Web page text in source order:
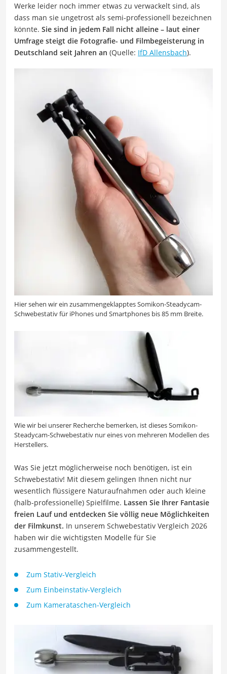
Werke leider noch immer etwas zu verwackelt sind, als
dass man sie ungetrost als semi-professionell bezeichnen
könnte. Sie sind in jedem Fall nicht alleine – laut einer
Umfrage steigt die Fotografie- und Filmbegeisterung in
Deutschland seit Jahren an (Quelle: IfD Allensbach).
Hier sehen wir ein zusammengeklapptes Somikon-Steadycam-
Schwebestativ für iPhones und Smartphones bis 85 mm Breite.
Wie wir bei unserer Recherche bemerken, ist dieses Somikon-
Steadycam-Schwebestativ nur eines von mehreren Modellen des
Herstellers.
Was Sie jetzt möglicherweise noch benötigen, ist ein
Schwebestativ! Mit diesem gelingen Ihnen nicht nur
wesentlich flüssigere Naturaufnahmen oder auch kleine
(halb-professionelle) Spielfilme. Lassen Sie Ihrer Fantasie
freien Lauf und entdecken Sie völlig neue Möglichkeiten
der Filmkunst. In unserem Schwebestativ Vergleich 2026
haben wir die wichtigsten Modelle für Sie
zusammengestellt.
Zum Stativ-Vergleich
Zum Einbeinstativ-Vergleich
Zum Kamerataschen-Vergleich